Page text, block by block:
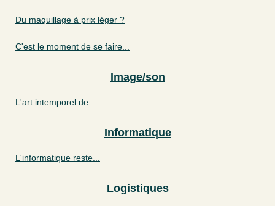
Du maquillage à prix léger ?
C'est le moment de se faire...
Image/son
L'art intemporel de...
Informatique
L'informatique reste...
Logistiques